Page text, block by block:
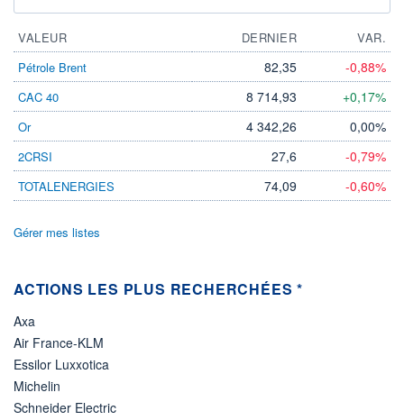
VOLUME
330
CAPITAL ÉCHANGÉ
07.08.26 / 19:13:41
BAISSE
LIMITE À LA
HAUSSE
RENDEMENT PER ESTIMÉ
ÉLIGIBILITÉ
Non éligible
Boursobank
VALEUR DERNIER
VAR.
Pétrole Brent
82,35 -0,88%
CAC 40 8 714,93 +0,17%
Or 4 342,26 0,00%
2CRSI 27,6 -0,79%
TOTALENERGIES 74,09 -0,60%
Gérer mes listes
ACTIONS LES PLUS RECHERCHÉES *
Axa
Air France-KLM
Essilor Luxxotica
Michelin
Schneider Electric